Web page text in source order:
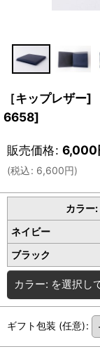
［キップレザ
6658]
販売価格: 6,000
(税込: 6,600円)
カラー:
ネイビー
ブラック
カラー: を選択し
ギフト包装 (任意):